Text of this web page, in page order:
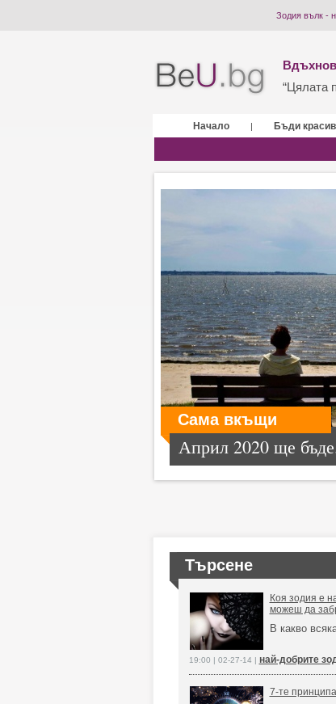
Зодия вълк -
“Цялата
Начало | Бъди
Сама вкъщи
Април 2020 ще
Търсене
Коя зодия е
можеш да
В какво
19:00 | 02-27-14 | най-добрите
7-те